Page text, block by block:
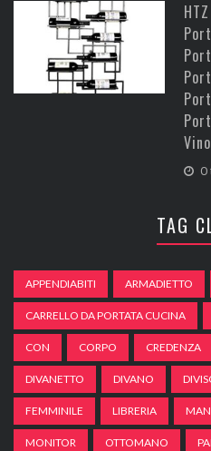
Vino
TAG
APPENDIABITI ARMADIETTO
CARRELLO DA PORTATA CUCINA
CON CORPO CREDENZA
DIVANETTO DIVANO
FEMMINILE LIBRERIA
MONITOR OTTOMANO